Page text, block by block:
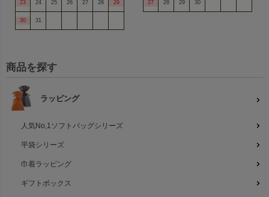
23 24 25 26 27 28 29
30 31
27 28 29 30
商品を探す
ラッピング
人気No,1ソフトバッグシリーズ
平袋シリーズ
巾着ラッピング
ギフトボックス